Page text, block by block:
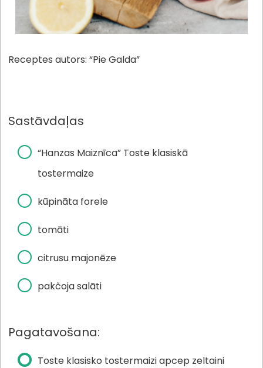
Receptes autors: “Pie Galda”
Sastāvdaļas
“Hanzas Maiznīca” Toste klasiskā
tostermaize
kūpināta forele
tomāti
citrusu majonēze
pakčoja salāti
Pagatavošana:
Toste klasisko tostermaizi apcep zeltaini